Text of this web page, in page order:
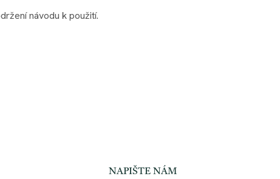
návodu k použití.
NAPIŠTE NÁM